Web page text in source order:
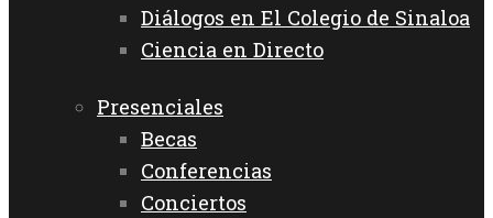
Diálogos en El Colegio de Sinaloa
Ciencia en Directo
Presenciales
Becas
Conferencias
Conciertos